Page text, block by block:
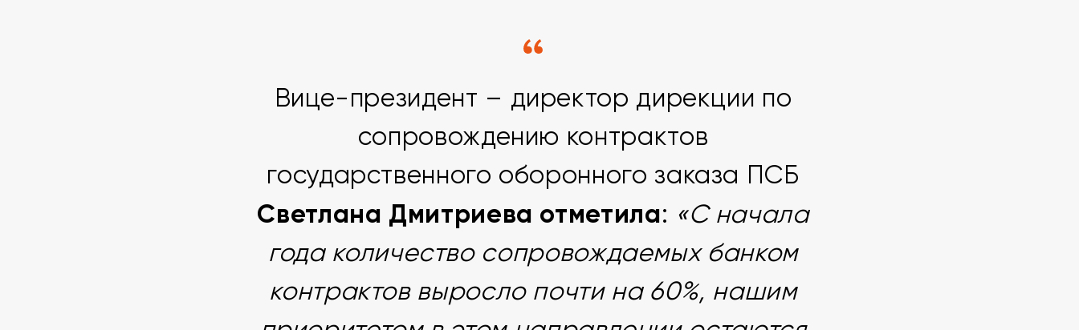
Вице-президент – директор дирекции по
сопровождению контрактов
государственного оборонного заказа ПСБ
Светлана Дмитриева отметила: «С начала
года количество сопровождаемых банком
контрактов выросло почти на 60%, нашим